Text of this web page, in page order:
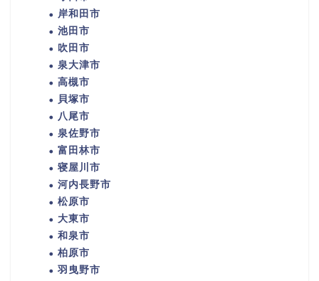
岸和田市
池田市
吹田市
泉大津市
高槻市
貝塚市
八尾市
泉佐野市
富田林市
寝屋川市
河内長野市
松原市
大東市
和泉市
柏原市
羽曳野市